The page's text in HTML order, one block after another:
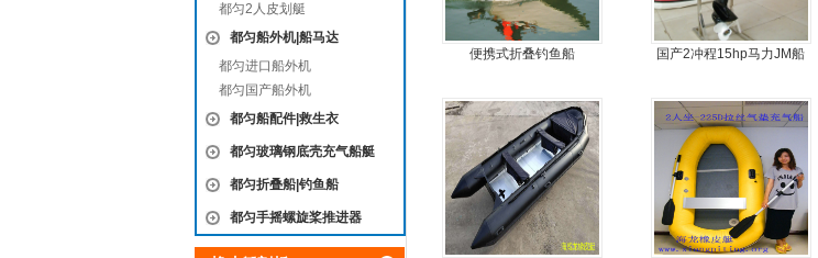
都匀2人皮划艇
都匀船外机|船马达
都匀进口船外机
都匀国产船外机
都匀船配件|救生衣
都匀玻璃钢底壳充气船艇
都匀折叠船|钓鱼船
都匀手摇螺旋桨推进器
便携式折叠钓鱼船
国产2冲程15hp马力JM船